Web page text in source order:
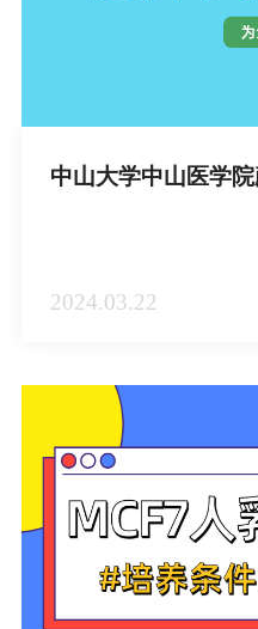
中山大学中山医学
2024.03.22